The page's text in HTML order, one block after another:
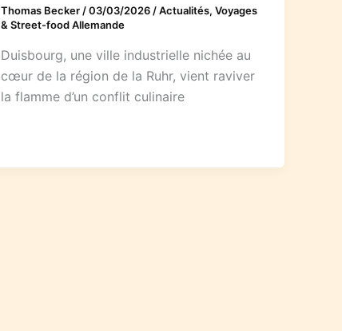
Thomas Becker/03/03/2026/Actualités, Voyages
& Street-food Allemande
Duisbourg, une ville industrielle nichée au
cœur de la région de la Ruhr, vient raviver
la flamme d’un conflit culinaire